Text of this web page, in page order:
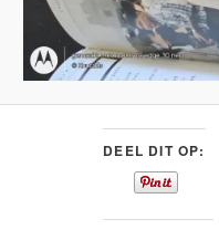
DEEL DIT OP: